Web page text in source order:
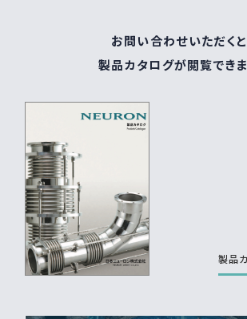
お問い合わせいただくと
製品カタログが閲覧でき
製品